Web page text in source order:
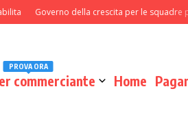
Governo della crescita per le squadre
commerciante
PROVA ORA
Home